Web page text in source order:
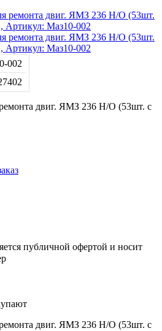
002
двиг. ЯМЗ 236 Н/О (53шт. с
публичной офертой и носит
двиг. ЯМЗ 236 Н/О (53шт. с